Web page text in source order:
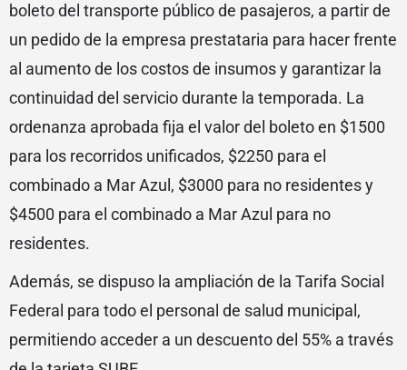
boleto del transporte público de pasajeros, a partir de
un pedido de la empresa prestataria para hacer frente
al aumento de los costos de insumos y garantizar la
continuidad del servicio durante la temporada. La
ordenanza aprobada fija el valor del boleto en $1500
para los recorridos unificados, $2250 para el
combinado a Mar Azul, $3000 para no residentes y
$4500 para el combinado a Mar Azul para no
residentes.
Además, se dispuso la ampliación de la Tarifa Social
Federal para todo el personal de salud municipal,
permitiendo acceder a un descuento del 55% a través